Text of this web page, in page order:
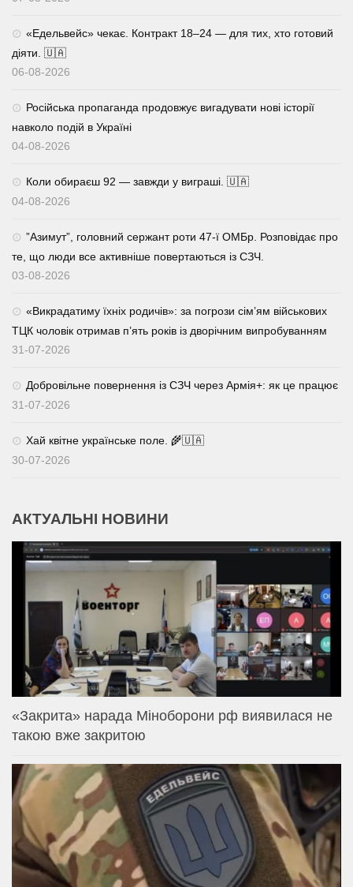
«Едельвейс» чекає. Контракт 18–24 — для тих, хто готовий
діяти. 🇺🇦
06-08-2026
Російська пропаганда продовжує вигадувати нові історії
навколо подій в Україні
04-08-2026
Коли обираєш 92 — завжди у виграші. 🇺🇦
04-08-2026
⁨”Азимут”, головний сержант роти 47-ї ОМБр. Розповідає про
те, що люди все активніше повертаються із СЗЧ.
03-08-2026
«Викрадатиму їхніх родичів»: за погрози сім’ям військових
ТЦК чоловік отримав п’ять років із дворічним випробуванням
31-07-2026
Добровільне повернення із СЗЧ через Армія+: як це працює
31-07-2026
Хай квітне українське поле. 🌾🇺🇦
30-07-2026
АКТУАЛЬНІ НОВИНИ
«Закрита» нарада Міноборони рф виявилася не
такою вже закритою